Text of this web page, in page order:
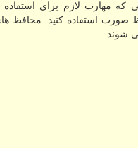
مهارت لازم برای استفاده
صورت استفاده کنید. محافظ